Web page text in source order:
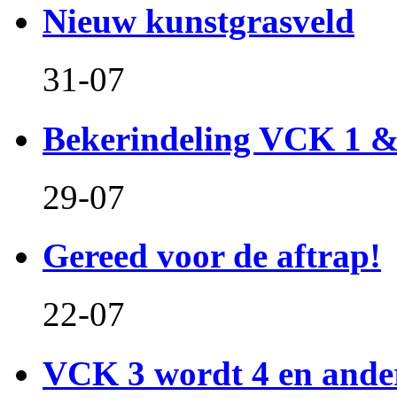
Nieuw kunstgrasveld
31-07
Bekerindeling VCK 1
29-07
Gereed voor de aftrap!
22-07
VCK 3 wordt 4 en